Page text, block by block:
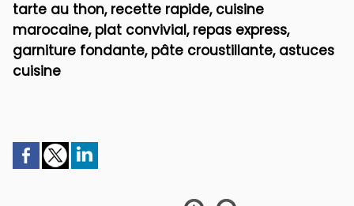
tarte au thon, recette rapide, cuisine
marocaine, plat convivial, repas express,
garniture fondante, pâte croustillante, astuces
cuisine